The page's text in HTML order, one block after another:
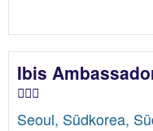
Ibis
Seoul, Südkorea,